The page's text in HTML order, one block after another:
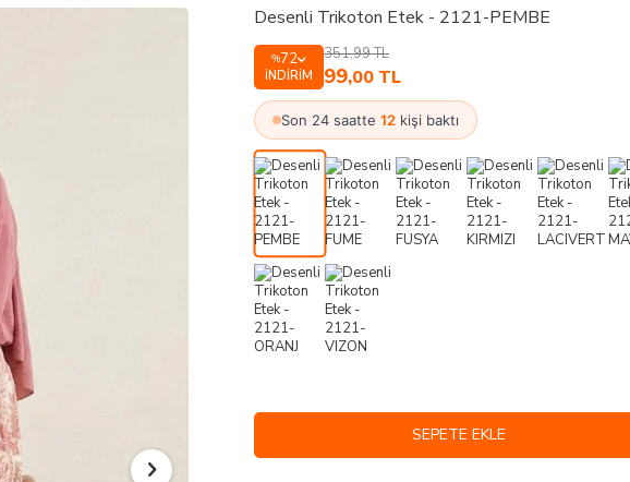
Desenli Trikoton Etek - 2121-PEMBE
%72
İNDIRIM
351,99TL
99,00 TL
Son 24 saatte 12 kişi baktı
SEPETE EKLE